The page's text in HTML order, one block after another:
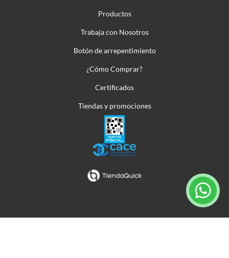
Productos
Trabaja con Nosotros
Botón de arrepentimiento
¿Cómo Comprar?
Certificados
Tiendas y promociones